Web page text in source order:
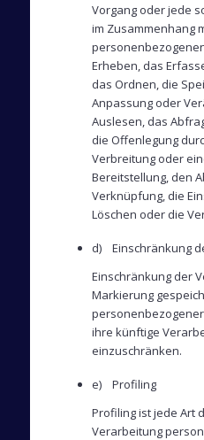
Vorgang oder jede
im Zusammenhang
Erheben, das
das Ordnen, die
Anpassung oder
Auslesen, das
die Offenlegung
Verbreitung oder
Bereitstellung, den
Verknüpfung, die
Löschen oder die
d) Einschränkung
Einschränkung der
Markierung
ihre künftige
einzuschränken.
e) Profiling
Profiling ist jede Art
Verarbeitung